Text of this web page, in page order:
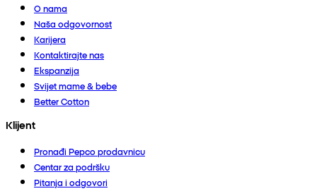
O nama
Naša odgovornost
Karijera
Kontaktirajte nas
Ekspanzija
Svijet mame & bebe
Better Cotton
Klijent
Pronađi Pepco prodavnicu
Centar za podršku
Pitanja i odgovori